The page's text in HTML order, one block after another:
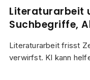
Literaturarbeit
Suchbegriffe,
Literaturarbeit frisst
verwirfst. KI kann